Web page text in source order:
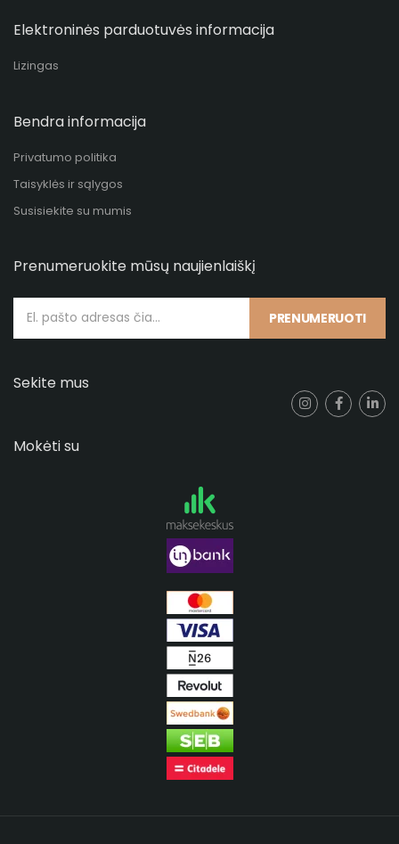
Elektroninės parduotuvės informacija
Lizingas
Bendra informacija
Privatumo politika
Taisyklės ir sąlygos
Susisiekite su mumis
Prenumeruokite mūsų naujienlaiškį
PRENUMERUOTI
Sekite mus
Mokėti su